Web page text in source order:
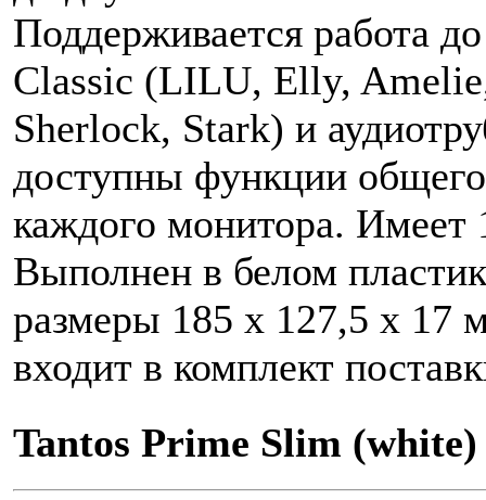
Поддерживается работа
Classic (LILU, Elly,
Sherlock, Stark) и
доступны функции
каждого монитора. Имеет
Выполнен в белом
размеры 185 х 127,5 х 17
входит в комплект
Tantos Prime Slim (white)